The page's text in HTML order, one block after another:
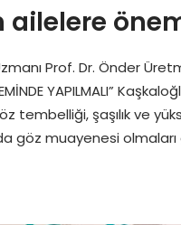
ailelere
Prof. Dr. Önder
YAPILMALI”
tembelliği, şaşılık ve
göz muayenesi olmaları